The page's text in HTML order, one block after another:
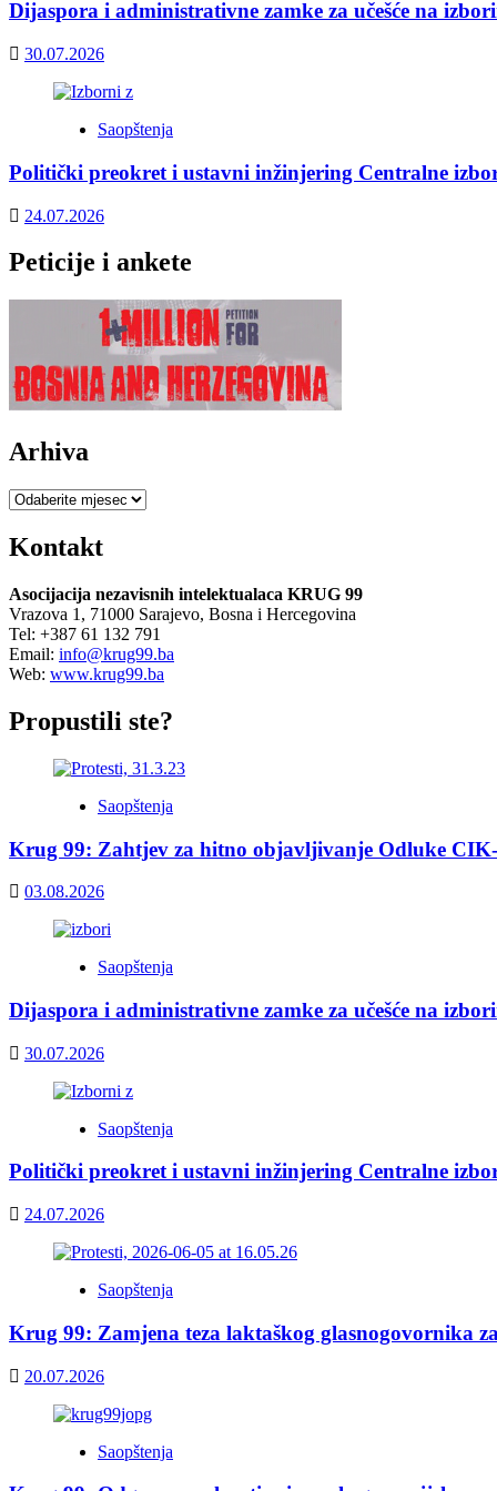
Dijaspora i administrativne zamke za učešće na
30.07.2026
Saopštenja
Politički preokret i ustavni inžinjering Centralne
24.07.2026
Peticije i ankete
Arhiva
Arhiva
Kontakt
Asocijacija nezavisnih intelektualaca KRUG 99
Vrazova 1, 71000 Sarajevo, Bosna i Hercegovina
Tel: +387 61 132 791
Email: info@krug99.ba
Web: www.krug99.ba
Propustili ste?
Saopštenja
Krug 99: Zahtjev za hitno objavljivanje Odluke
03.08.2026
Saopštenja
Dijaspora i administrativne zamke za učešće na
30.07.2026
Saopštenja
Politički preokret i ustavni inžinjering Centralne
24.07.2026
Saopštenja
Krug 99: Zamjena teza laktaškog glasnogovornika
20.07.2026
Saopštenja